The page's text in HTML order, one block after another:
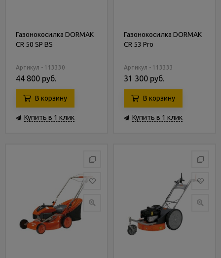
Газонокосилка DORMAK
CR 50 SP BS
Артикул - 113330
44 800 руб.
В корзину
Купить в 1 клик
Газонокосилка DORMAK
CR 53 Pro
Артикул - 113333
31 300 руб.
В корзину
Купить в 1 клик